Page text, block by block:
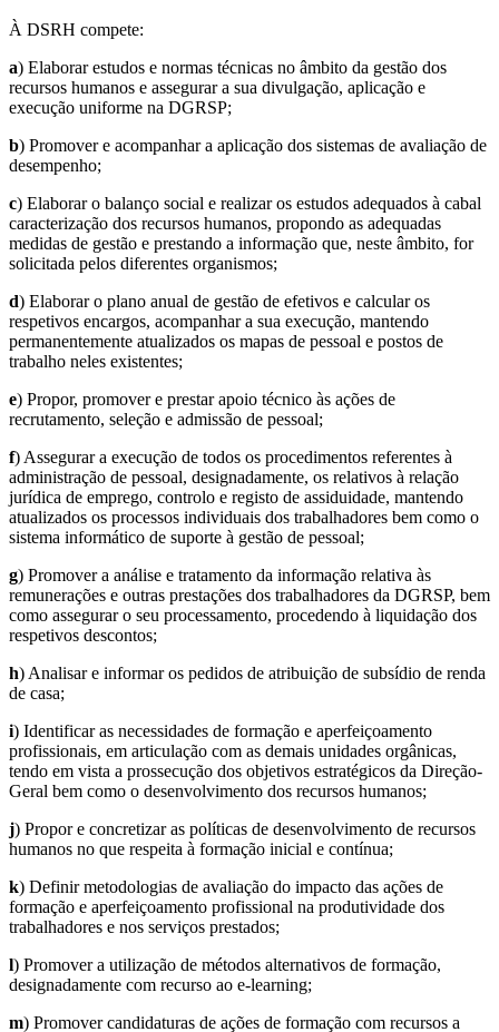
À DSRH compete:
a) Elaborar estudos e normas técnicas no âmbito da gestão dos
recursos humanos e assegurar a sua divulgação, aplicação e
execução uniforme na DGRSP;
b) Promover e acompanhar a aplicação dos sistemas de avaliação de
desempenho;
c) Elaborar o balanço social e realizar os estudos adequados à cabal
caracterização dos recursos humanos, propondo as adequadas
medidas de gestão e prestando a informação que, neste âmbito, for
solicitada pelos diferentes organismos;
d) Elaborar o plano anual de gestão de efetivos e calcular os
respetivos encargos, acompanhar a sua execução, mantendo
permanentemente atualizados os mapas de pessoal e postos de
trabalho neles existentes;
e) Propor, promover e prestar apoio técnico às ações de
recrutamento, seleção e admissão de pessoal;
f) Assegurar a execução de todos os procedimentos referentes à
administração de pessoal, designadamente, os relativos à relação
jurídica de emprego, controlo e registo de assiduidade, mantendo
atualizados os processos individuais dos trabalhadores bem como o
sistema informático de suporte à gestão de pessoal;
g) Promover a análise e tratamento da informação relativa às
remunerações e outras prestações dos trabalhadores da DGRSP, bem
como assegurar o seu processamento, procedendo à liquidação dos
respetivos descontos;
h) Analisar e informar os pedidos de atribuição de subsídio de renda
de casa;
i) Identificar as necessidades de formação e aperfeiçoamento
profissionais, em articulação com as demais unidades orgânicas,
tendo em vista a prossecução dos objetivos estratégicos da Direção-
Geral bem como o desenvolvimento dos recursos humanos;
j) Propor e concretizar as políticas de desenvolvimento de recursos
humanos no que respeita à formação inicial e contínua;
k) Definir metodologias de avaliação do impacto das ações de
formação e aperfeiçoamento profissional na produtividade dos
trabalhadores e nos serviços prestados;
l) Promover a utilização de métodos alternativos de formação,
designadamente com recurso ao e-learning;
m) Promover candidaturas de ações de formação com recursos a